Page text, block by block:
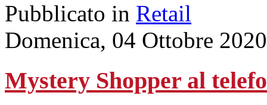
Pubblicato in Retail
Domenica, 04 Ottobre
Mystery Shopper al